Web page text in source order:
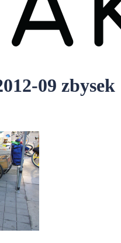
09 zbysek